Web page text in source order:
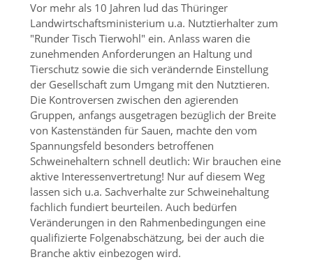
Vor mehr als 10 Jahren lud das Thüringer
Landwirtschaftsministerium u.a. Nutztierhalter zum
Runder Tisch Tierwohl ein. Anlass waren die
zunehmenden Anforderungen an Haltung und
Tierschutz sowie die sich verändernde Einstellung
der Gesellschaft zum Umgang mit den Nutztieren.
Die Kontroversen zwischen den agierenden
Gruppen, anfangs ausgetragen bezüglich der Breite
von Kastenständen für Sauen, machte den vom
Spannungsfeld besonders betroffenen
Schweinehaltern schnell deutlich: Wir brauchen eine
aktive Interessenvertretung! Nur auf diesem Weg
lassen sich u.a. Sachverhalte zur Schweinehaltung
fachlich fundiert beurteilen. Auch bedürfen
Veränderungen in den Rahmenbedingungen eine
qualifizierte Folgenabschätzung, bei der auch die
Branche aktiv einbezogen wird.